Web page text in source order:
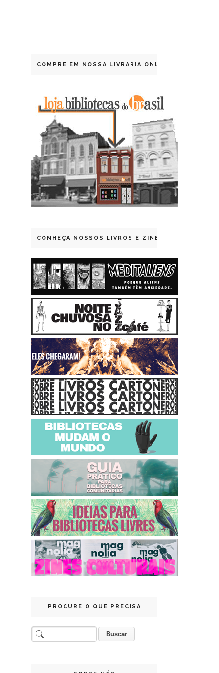
COMPRE EM NOSSA LIVRARIA ONLINE
CONHEÇA NOSSOS LIVROS E ZINES
PROCURE O QUE PRECISA